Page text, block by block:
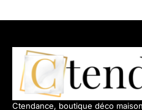
Ctendance, boutique déco